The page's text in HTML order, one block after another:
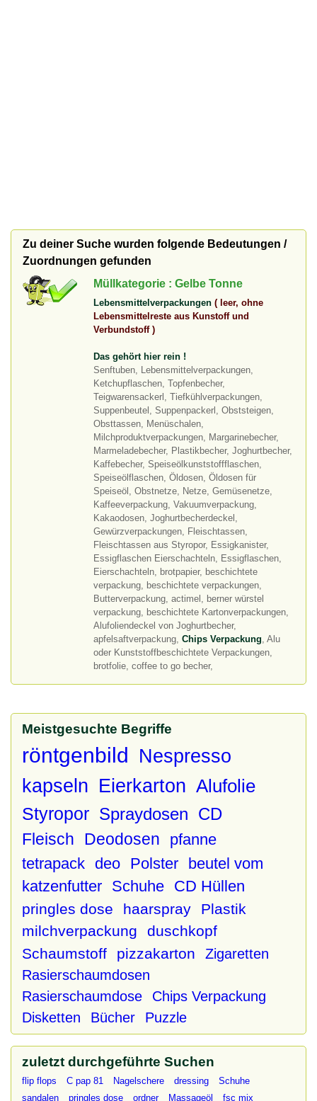
Zu deiner Suche wurden folgende Bedeutungen /
Zuordnungen gefunden
Müllkategorie : Gelbe Tonne
Lebensmittelverpackungen ( leer, ohne
Lebensmittelreste aus Kunstoff und
Verbundstoff )
Das gehört hier rein !
Senftuben, Lebensmittelverpackungen,
Ketchupflaschen, Topfenbecher,
Teigwarensackerl, Tiefkühlverpackungen,
Suppenbeutel, Suppenpackerl, Obststeigen,
Obsttassen, Menüschalen,
Milchproduktverpackungen, Margarinebecher,
Marmeladebecher, Plastikbecher, Joghurtbecher,
Kaffebecher, Speiseölkunststoffflaschen,
Speiseölflaschen, Öldosen, Öldosen für
Speiseöl, Obstnetze, Netze, Gemüsenetze,
Kaffeeverpackung, Vakuumverpackung,
Kakaodosen, Joghurtbecherdeckel,
Gewürzverpackungen, Fleischtassen,
Fleischtassen aus Styropor, Essigkanister,
Essigflaschen Eierschachteln, Essigflaschen,
Eierschachteln, brotpapier, beschichtete
verpackung, beschichtete verpackungen,
Butterverpackung, actimel, berner würstel
verpackung, beschichtete Kartonverpackungen,
Alufoliendeckel von Joghurtbecher,
apfelsaftverpackung, Chips Verpackung , Alu
oder Kunststoffbeschichtete Verpackungen,
brotfolie, coffee to go becher,
Meistgesuchte Begriffe
röntgenbild Nespresso
kapseln Eierkarton Alufolie
Styropor Spraydosen CD
Fleisch Deodosen
pfanne
tetrapack deo Polster beutel vom
katzenfutter Schuhe CD Hüllen
pringles dose haarspray
Plastik
milchverpackung
duschkopf
Schaumstoff pizzakarton
Zigaretten
Rasierschaumdosen
Rasierschaumdose
Chips Verpackung
Disketten
Bücher Puzzle
zuletzt durchgeführte Suchen
flip flops C pap 81 Nagelschere dressing
Schuhe
sandalen
pringles dose ordner Massageöl fsc mix